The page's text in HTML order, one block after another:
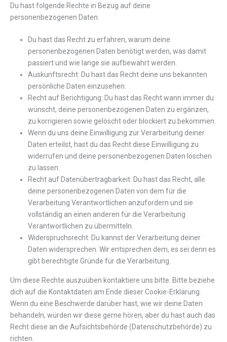
Du hast folgende Rechte in Bezug auf deine
personenbezogenen Daten:
Du hast das Recht zu erfahren, warum deine
personenbezogenen Daten benötigt werden, was damit
passiert und wie lange sie aufbewahrt werden.
Auskunftsrecht: Du hast das Recht deine uns bekannten
persönliche Daten einzusehen.
Recht auf Berichtigung: Du hast das Recht wann immer du
wünscht, deine personenbezogenen Daten zu ergänzen,
zu korrigieren sowie gelöscht oder blockiert zu bekommen.
Wenn du uns deine Einwilligung zur Verarbeitung deiner
Daten erteilst, hast du das Recht diese Einwilligung zu
widerrufen und deine personenbezogenen Daten löschen
zu lassen.
Recht auf Datenübertragbarkeit: Du hast das Recht, alle
deine personenbezogenen Daten von dem für die
Verarbeitung Verantwortlichen anzufordern und sie
vollständig an einen anderen für die Verarbeitung
Verantwortlichen zu übermitteln.
Widerspruchsrecht: Du kannst der Verarbeitung deiner
Daten widersprechen. Wir entsprechen dem, es sei denn es
gibt berechtigte Gründe für die Verarbeitung.
Um diese Rechte auszuüben kontaktiere uns bitte. Bitte beziehe
dich auf die Kontaktdaten am Ende dieser Cookie-Erklärung.
Wenn du eine Beschwerde darüber hast, wie wir deine Daten
behandeln, würden wir diese gerne hören, aber du hast auch das
Recht diese an die Aufsichtsbehörde (Datenschutzbehörde) zu
richten.